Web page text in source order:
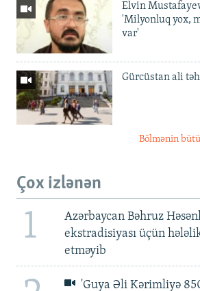
Elvin
'Milyonluq yox,
var'
Gürcüstan ali
Bölmənin
Çox izlənən
1
Azərbaycan Bəhruz
ekstradisiyası üçün
etməyib
'Guya Əli Kərimliyə